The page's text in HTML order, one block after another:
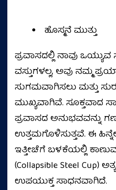
ಹೊಸ್ಮನೆ ಮುತ್ತು
ಪ್ರವಾಸದಲ್ಲಿ ನಾವು
ವಸ್ತುಗಳಲ್ಲ, ಅವು ನಮ್ಮ
ಸುಗಮವಾಗಿಸಲು ಮತ್ತು
ಮುಖ್ಯವಾಗಿವೆ. ಸೂಕ್ತವಾದ
ಪ್ರವಾಸದ ಅನುಭವವನ್ನು
ಉತ್ತಮಗೊಳಿಸುತ್ತವೆ. ಈ
ಇತ್ತೀಚೆಗೆ ಬಳಕೆಯಲ್ಲಿ
(Collapsible Steel Cup)
ಉಪಯುಕ್ತ ಸಾಧನವಾಗಿದೆ.